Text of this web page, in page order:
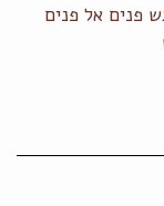
פנים אל פנים